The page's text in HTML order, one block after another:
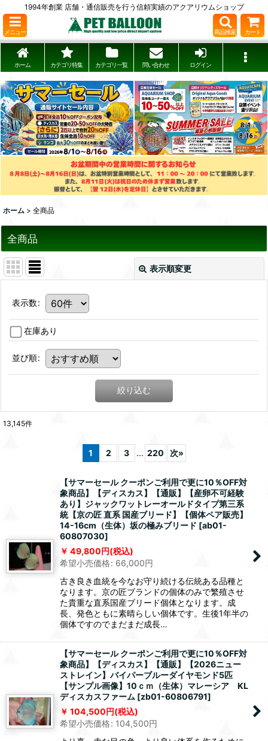
1994年創業 店舗・通信販売を行う信頼実績のアクアリウムショップ
メニュー 商品検索 カート
ホーム カテゴリ特集 カテゴリ一覧 問い合わせ ログイン
ホーム > 全商品
全商品
表示順変更
表示数:
在庫あり
並び順:
絞り込む
13,145件
1 2 3 ... 220 次»
【サマーセール クーポンご利用で更に10％OFF対
象商品】【ディスカス】【通販】【産卵不可経験
あり】ジャックワットレーオールドタイプ第三系
統【京の匠 直系 国産ブリード】【個体ペア販売】
14-16cm（生体）坂の極みブリード [ab01-
60807030]
49,800円(税込)
希望小売価格: 66,000円
古き良き血統を今なお守り続ける伝統ある品種と
なります。京の匠ブランドの個体のみで繁殖させ
た貴重な直系国産ブリード個体となります。成
長、発色ともに素晴らしい個体です。生後1年半の
個体ですのでまだまだ成長…
【サマーセール クーポンご利用で更に10％OFF対
象商品】【ディスカス】【通販】【2026ニュー
ストレイン】バイパーブルーダイヤモンド5匹
【サンプル画像】10ｃｍ（生体）マレーシア KL
ディスカスファーム [zb01-60806791]
104,500円(税込)
希望小売価格: 104,500円